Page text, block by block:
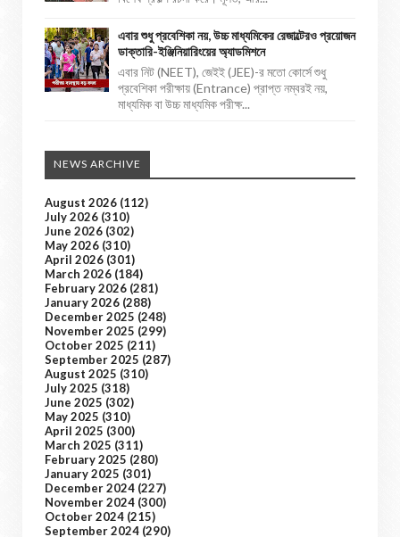
এবার শুধু প্রবেশিকা নয়, উচ্চ মাধ্যমিকের রেজাল্টেরও প্রয়োজন
ডাক্তারি-ইঞ্জিনিয়ারিংয়ের অ্যাডমিশনে
এবার নিট (NEET), জেইই (JEE)-র মতো কোর্সে শুধু
প্রবেশিকা পরীক্ষায় (Entrance) প্রাপ্ত নম্বরই নয়,
মাধ্যমিক বা উচ্চ মাধ্যমিক পরীক্ষ...
NEWS ARCHIVE
August 2026 (112)
July 2026 (310)
June 2026 (302)
May 2026 (310)
April 2026 (301)
March 2026 (184)
February 2026 (281)
January 2026 (288)
December 2025 (248)
November 2025 (299)
October 2025 (211)
September 2025 (287)
August 2025 (310)
July 2025 (318)
June 2025 (302)
May 2025 (310)
April 2025 (300)
March 2025 (311)
February 2025 (280)
January 2025 (301)
December 2024 (227)
November 2024 (300)
October 2024 (215)
September 2024 (290)